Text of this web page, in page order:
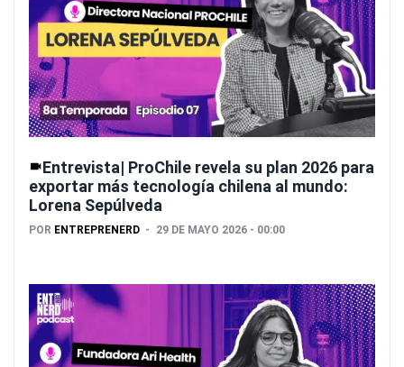
Entrevista| ProChile revela su plan 2026 para
exportar más tecnología chilena al mundo:
Lorena Sepúlveda
POR ENTREPRENERD 29 DE MAYO 2026 - 00:00